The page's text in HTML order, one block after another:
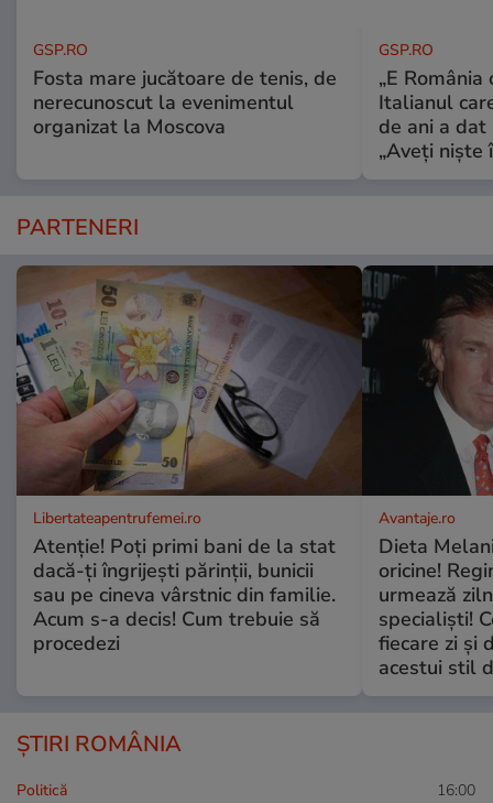
GSP.RO
Fosta mare jucătoare de tenis, de
nerecunoscut la evenimentul
organizat la Moscova
GSP.RO
„E
Italianul
de ani a
„Aveți niște
PARTENERI
Libertateapentrufemei.ro
Atenție! Poți primi bani de la stat
dacă-ți îngrijești părinții, bunicii
sau pe cineva vârstnic din familie.
Acum s-a decis! Cum trebuie să
procedezi
Avantaje.ro
Dieta
oricine!
urmează
specialiști!
fiecare zi și
acestui stil
ȘTIRI ROMÂNIA
Politică 16:00